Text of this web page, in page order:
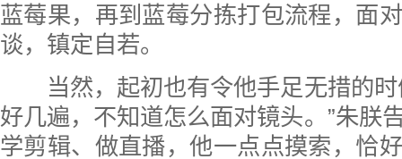
蓝莓果，再到蓝莓分拣打包流程，面
谈，镇定自若。
当然，起初也有令他手足无措的时
好几遍，不知道怎么面对镜头。”朱朕
学剪辑、做直播，他一点点摸索，恰